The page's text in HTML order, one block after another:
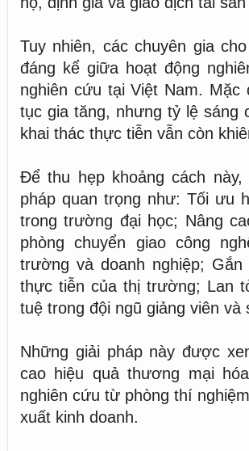
Tuy nhiên, các chuyên gia
đáng kể giữa hoạt động
nghiên cứu tại Việt Nam.
tục gia tăng, nhưng tỷ lệ
khai thác thực tiễn vẫn còn
Để thu hẹp khoảng cách
pháp quan trọng như: Tối ưu
trong trường đại học; Nâng
phòng chuyển giao công
trường và doanh nghiệp;
thực tiễn của thị trường; Lan
tuệ trong đội ngũ giảng viên và
Những giải pháp này được
cao hiệu quả thương mại
nghiên cứu từ phòng thí
xuất kinh doanh.